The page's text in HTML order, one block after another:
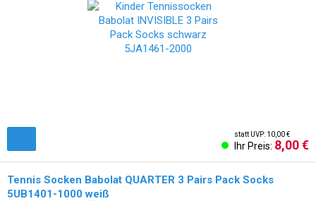
statt UVP: 10,00 €
Ihr Preis: 8,00 €
Tennis Socken Babolat QUARTER 3 Pairs Pack Socks
5UB1401-1000 weiß